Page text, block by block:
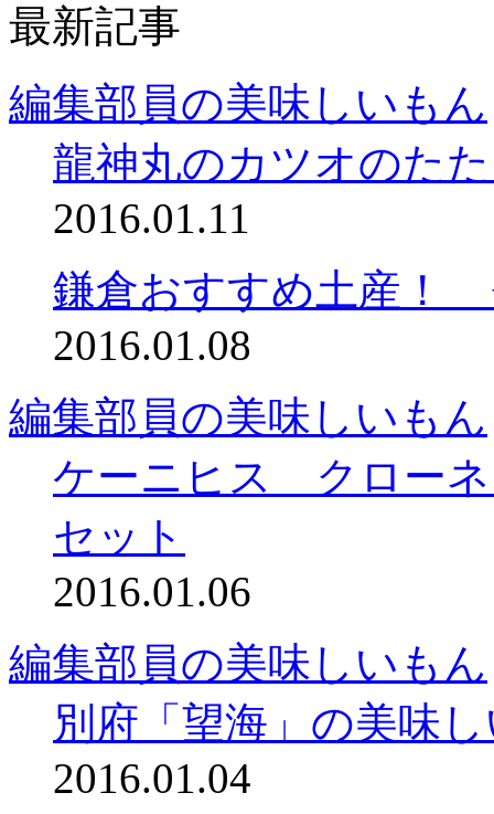
最新記事
編集部員の美味しいもん
龍神丸のカツオのた
2016.01.11
鎌倉おすすめ土産！
2016.01.08
編集部員の美味しいもん
ケーニヒス クロー
セット
2016.01.06
編集部員の美味しいもん
別府「望海」の美味
2016.01.04